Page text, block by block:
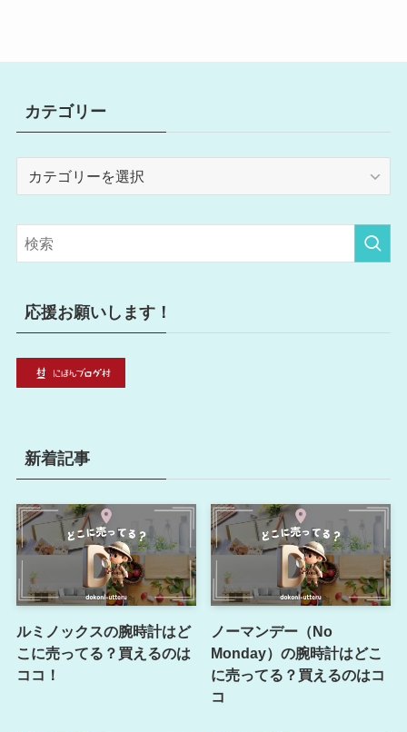
カテゴリー
リ
ー
応援お願いします！
新着記事
ルミノックスの腕時計はど
こに売ってる？買えるのは
ココ！
ノーマンデー（No
Monday）の腕時計はどこ
に売ってる？買えるのはコ
コ